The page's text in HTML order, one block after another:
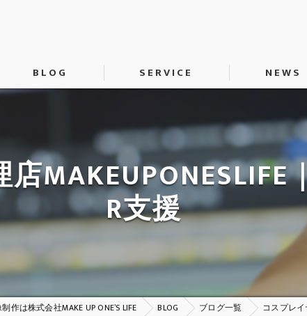
BLOG SERVICE
SNS運用代行 HP
NEWS
R支援
作は株式会社MAKE UP ONE’S LIFE BLOG ブログ一覧 コスプレイ